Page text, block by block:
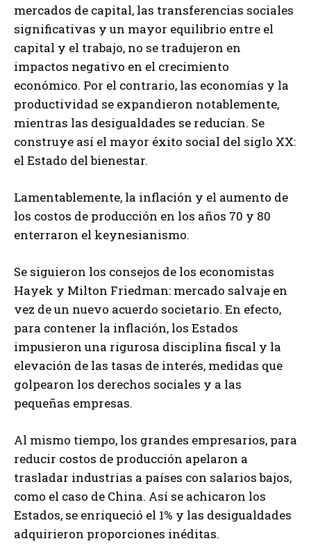
mercados de capital, las transferencias sociales
significativas y un mayor equilibrio entre el
capital y el trabajo, no se tradujeron en
impactos negativo en el crecimiento
económico. Por el contrario, las economías y la
productividad se expandieron notablemente,
mientras las desigualdades se reducían. Se
construye así el mayor éxito social del siglo XX:
el Estado del bienestar.
Lamentablemente, la inflación y el aumento de
los costos de producción en los años 70 y 80
enterraron el keynesianismo.
Se siguieron los consejos de los economistas
Hayek y Milton Friedman: mercado salvaje en
vez de un nuevo acuerdo societario. En efecto,
para contener la inflación, los Estados
impusieron una rigurosa disciplina fiscal y la
elevación de las tasas de interés, medidas que
golpearon los derechos sociales y a las
pequeñas empresas.
Al mismo tiempo, los grandes empresarios, para
reducir costos de producción apelaron a
trasladar industrias a países con salarios bajos,
como el caso de China. Así se achicaron los
Estados, se enriqueció el 1% y las desigualdades
adquirieron proporciones inéditas.